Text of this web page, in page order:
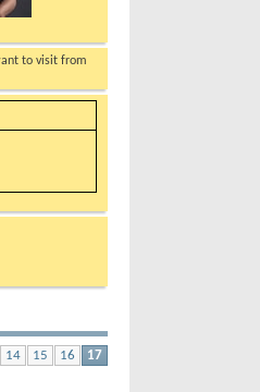
to visit from
14 15 16 17